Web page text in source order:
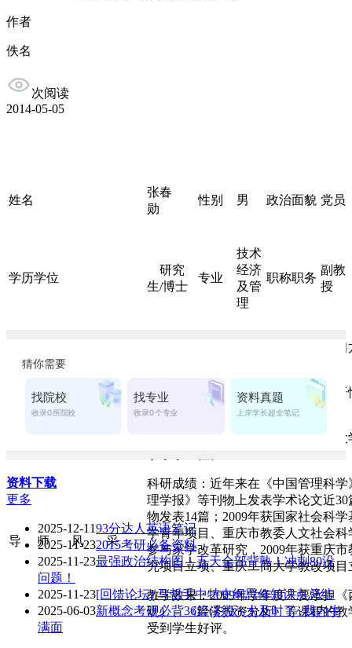
作者
佚名
次阅读
2014-05-05
姓名
张春
勋
性别 男 政治面貌 党
学历学位
研究
生/博士
专业
技术
经济
及管
理
职称职务
副教
授
学业领航，激发学习兴趣，培养学
导 师 风 采
（含个人简历、爱好特长、教学科
况等）
张春勋，男，1972年生，重庆工商
科研成绩：近年来在《中国管理科
理学报》等刊物上发表学术论文近
物发表14篇；2009年获国家社会科
学青年项目、重庆市教委人文社会
参与家学改革研究，2009年获重庆
究项目立项、重庆工商大学教改项目
教学效果：2009年学年度主要承担
观）、《经济投资分析》等课程的
受到学生好评。
资料下载
更多
2025-12-1193分达人英语笔记
2025-11-232015考研必备资料
2025-11-23最强政治结构图！五天全部背熟！冲刺80没
问题！
2025-11-23[回馈论坛] 马哲毛中特史纲思修知识点总结
2025-06-03新概念考研必背36篇(彩版)-太及时了~我内牛
满面